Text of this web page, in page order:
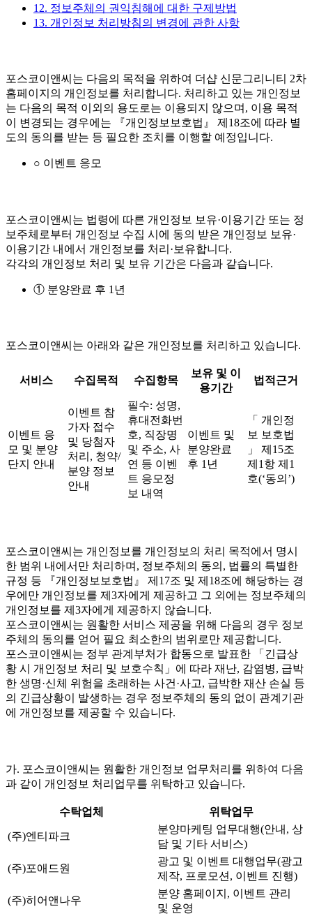
12. 정보주체의 권익침해에 대한 구제방법
13. 개인정보 처리방침의 변경에 관한 사항
포스코이앤씨는 다음의 목적을 위하여 더샵 신문그리니티 2차
홈페이지의 개인정보를 처리합니다. 처리하고 있는 개인정보
는 다음의 목적 이외의 용도로는 이용되지 않으며, 이용 목적
이 변경되는 경우에는 『개인정보보호법』 제18조에 따라 별
도의 동의를 받는 등 필요한 조치를 이행할 예정입니다.
○ 이벤트 응모
포스코이앤씨는 법령에 따른 개인정보 보유·이용기간 또는 정
보주체로부터 개인정보 수집 시에 동의 받은 개인정보 보유·
이용기간 내에서 개인정보를 처리·보유합니다.
각각의 개인정보 처리 및 보유 기간은 다음과 같습니다.
① 분양완료 후 1년
포스코이앤씨는 아래와 같은 개인정보를 처리하고 있습니다.
서비스 수집목적 수집항목
보유 및 이
용기간
법적근거
이벤트 응
모 및 분양
단지 안내
이벤트 참
가자 접수
및 당첨자
처리, 청약/
분양 정보
안내
필수: 성명,
휴대전화번
호, 직장명
및 주소, 사
연 등 이벤
트 응모정
보 내역
이벤트 및
분양완료
후 1년
「 개인정
보 보호법
」 제15조
제1항 제1
호(‘동의’)
포스코이앤씨는 개인정보를 개인정보의 처리 목적에서 명시
한 범위 내에서만 처리하며, 정보주체의 동의, 법률의 특별한
규정 등 『개인정보보호법』 제17조 및 제18조에 해당하는 경
우에만 개인정보를 제3자에게 제공하고 그 외에는 정보주체의
개인정보를 제3자에게 제공하지 않습니다.
포스코이앤씨는 원활한 서비스 제공을 위해 다음의 경우 정보
주체의 동의를 얻어 필요 최소한의 범위로만 제공합니다.
포스코이앤씨는 정부 관계부처가 합동으로 발표한 「긴급상
황 시 개인정보 처리 및 보호수칙」에 따라 재난, 감염병, 급박
한 생명·신체 위험을 초래하는 사건·사고, 급박한 재산 손실 등
의 긴급상황이 발생하는 경우 정보주체의 동의 없이 관계기관
에 개인정보를 제공할 수 있습니다.
가. 포스코이앤씨는 원활한 개인정보 업무처리를 위하여 다음
과 같이 개인정보 처리업무를 위탁하고 있습니다.
수탁업체 위탁업무
(주)엔티파크
분양마케팅 업무대행(안내, 상
담 및 기타 서비스)
(주)포애드원
광고 및 이벤트 대행업무(광고
제작, 프로모션, 이벤트 진행)
(주)히어앤나우
분양 홈페이지, 이벤트 관리
및 운영